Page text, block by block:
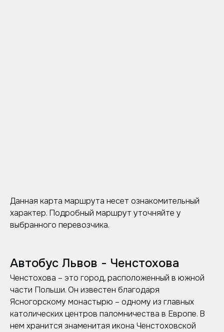
Данная карта маршрута несет ознакомительный
характер. Подробный маршрут уточняйте у
выбранного перевозчика.
Автобус Львов - Ченстохова
Ченстохова – это город, расположенный в южной
части Польши. Он известен благодаря
Ясногорскому монастырю – одному из главных
католических центров паломничества в Европе. В
нем хранится знаменитая икона Ченстоховской